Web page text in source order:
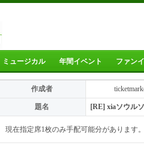
ミュージカル 年間イベント ファン
作成者
題名 [RE] xiaソウル
現在指定席1枚のみ手配可能分があります